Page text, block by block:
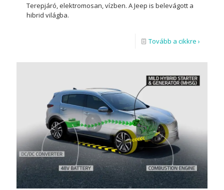
Terepjáró, elektromosan, vízben. A Jeep is belevágott a
hibrid világba.
Tovább a cikkre ›